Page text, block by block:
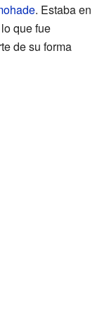
. Estaba en
que fue
de su forma